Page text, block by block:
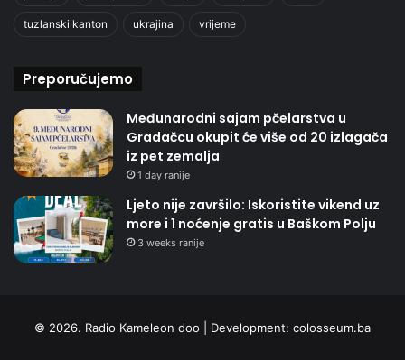
tuzlanski kanton ukrajina vrijeme
Preporučujemo
Međunarodni sajam pčelarstva u
Gradačcu okupit će više od 20 izlagača
iz pet zemalja
1 day ranije
Ljeto nije završilo: Iskoristite vikend uz
more i 1 noćenje gratis u Baškom Polju
3 weeks ranije
© 2026. Radio Kameleon doo | Development: colosseum.ba